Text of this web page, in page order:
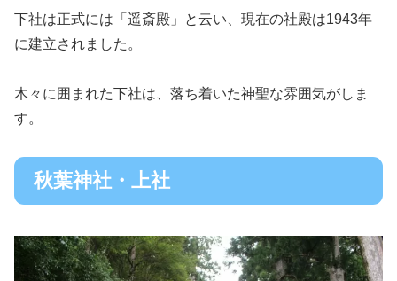
下社は正式には「遥斎殿」と云い、現在の社殿は1943年
に建立されました。
木々に囲まれた下社は、落ち着いた神聖な雰囲気がしま
す。
秋葉神社・上社